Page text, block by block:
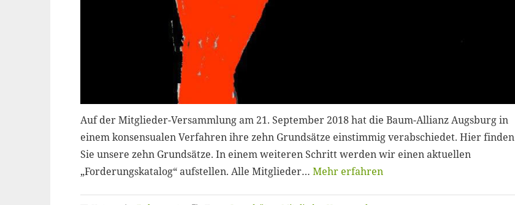
Auf der Mitglieder-Versammlung am 21. September 2018 hat die Baum-Allianz Augsburg in
einem konsensualen Verfahren ihre zehn Grundsätze einstimmig verabschiedet. Hier finden
Sie unsere zehn Grundsätze. In einem weiteren Schritt werden wir einen aktuellen
„Forderungskatalog“ aufstellen. Alle Mitglieder… Mehr erfahren